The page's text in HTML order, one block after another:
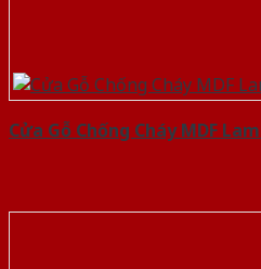
Cửa Gỗ Chống Cháy MDF